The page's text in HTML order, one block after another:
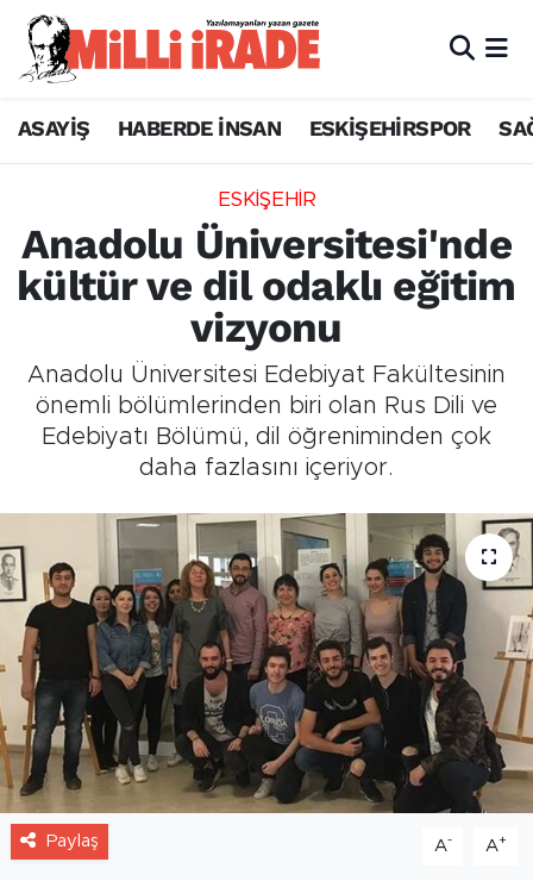
ASAYİŞ HABERDE İNSAN ESKİŞEHİRSPOR
ESKİŞEHİR
Anadolu Üniversitesi'nde
kültür ve dil odaklı eğitim
vizyonu
Anadolu Üniversitesi Edebiyat Fakültesinin
önemli bölümlerinden biri olan Rus Dili ve
Edebiyatı Bölümü, dil öğreniminden çok
daha fazlasını içeriyor.
Paylaş A- A+